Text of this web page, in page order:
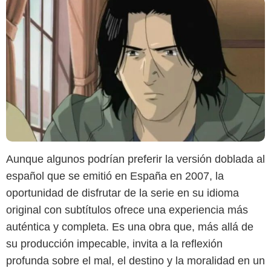
Aunque algunos podrían preferir la versión doblada al
español que se emitió en España en 2007, la
oportunidad de disfrutar de la serie en su idioma
original con subtítulos ofrece una experiencia más
auténtica y completa. Es una obra que, más allá de
su producción impecable, invita a la reflexión
profunda sobre el mal, el destino y la moralidad en un